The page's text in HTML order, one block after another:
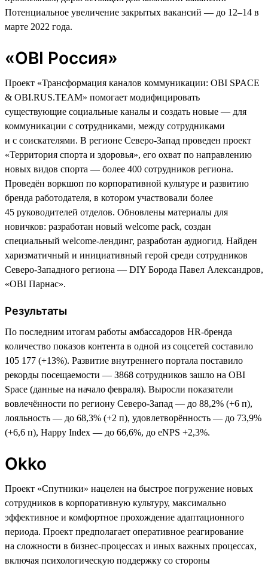
Потенциальное увеличение закрытых вакансий — до 12–14 в
марте 2022 года.
«OBI Россия»
Проект «Трансформация каналов коммуникации: OBI SPACE
& OBI.RUS.TEAM» помогает модифицировать
существующие социальные каналы и создать новые — для
коммуникации с сотрудниками, между сотрудниками
и с соискателями. В регионе Северо-Запад проведен проект
«Территория спорта и здоровья», его охват по направлению
новых видов спорта — более 400 сотрудников региона.
Проведён воркшоп по корпоративной культуре и развитию
бренда работодателя, в котором участвовали более
45 руководителей отделов. Обновлены материалы для
новичков: разработан новый welcome pack, создан
специальный welcome-лендинг, разработан аудиогид. Найден
харизматичный и инициативный герой среди сотрудников
Северо-Западного региона — DIY Борода Павел Александров,
«ОBI Парнас».
Результаты
По последним итогам работы амбассадоров HR-бренда
количество показов контента в одной из соцсетей составило
105 177 (+13%). Развитие внутреннего портала поставило
рекорды посещаемости — З868 сотрудников зашло на OBI
Space (данные на начало февраля). Выросли показатели
вовлечённости по региону Северо-Запад — до 88,2% (+6 п),
лояльность — до 68,3% (+2 п), удовлетворённость — до 73,9%
(+6,6 п), Happy Index — до 66,6%, до eNPS +2,3%.
Okko
Проект «Спутники» нацелен на быстрое погружение новых
сотрудников в корпоративную культуру, максимально
эффективное и комфортное прохождение адаптационного
периода. Проект предполагает оперативное реагирование
на сложности в бизнес-процессах и иных важных процессах,
включая психологическую поддержку со стороны